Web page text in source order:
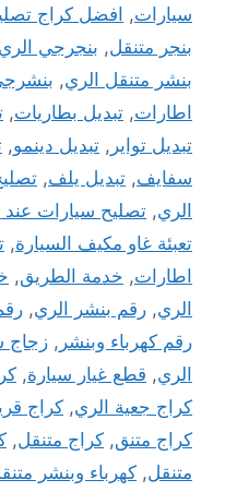
سيارات, افضل كراج
بنجر متنقل, بنجرجي الري
بنشر متنقل الري,
اطارات, تبديل بطاريات,
تبديل تواير , تبديل دينمو,
سفايف, تبديل يلف,
الري, تصليح سيارات عند
تعبئة غاو مكيف السيارة,
اطارات, خدمة الطريق,
الري, رقم بنشر الري,
رقم كهرباء وبنشر , زجاج
الري, قطع غيار سيارة,
كراج جعية الري, كراج
كراج متنق, كراج متنقل,
متنقل, كهرباء وبنشر